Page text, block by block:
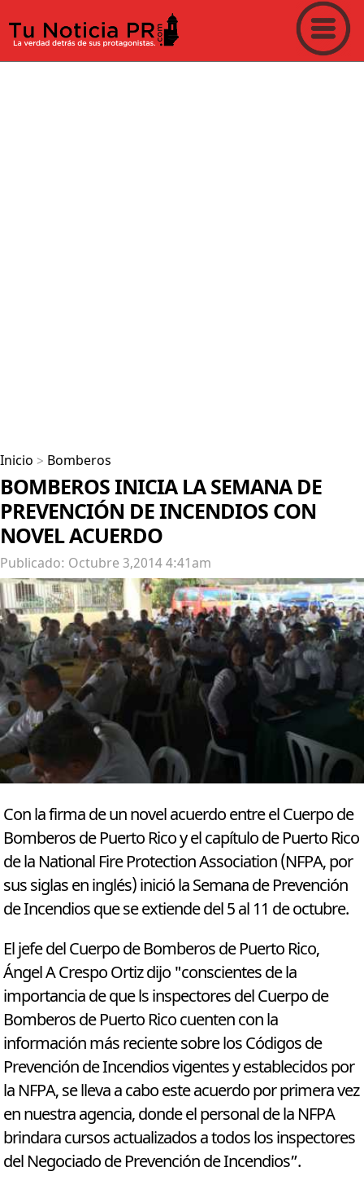
Inicio > Bomberos
BOMBEROS INICIA LA SEMANA DE
PREVENCIÓN DE INCENDIOS CON
NOVEL ACUERDO
Publicado: Octubre 3,2014 4:41am
Con la firma de un novel acuerdo entre el Cuerpo de
Bomberos de Puerto Rico y el capítulo de Puerto Rico
de la National Fire Protection Association (NFPA, por
sus siglas en inglés) inició la Semana de Prevención
de Incendios que se extiende del 5 al 11 de octubre.
El jefe del Cuerpo de Bomberos de Puerto Rico,
Ángel A Crespo Ortiz dijo "conscientes de la
importancia de que ls inspectores del Cuerpo de
Bomberos de Puerto Rico cuenten con la
información más reciente sobre los Códigos de
Prevención de Incendios vigentes y establecidos por
la NFPA, se lleva a cabo este acuerdo por primera vez
en nuestra agencia, donde el personal de la NFPA
brindara cursos actualizados a todos los inspectores
del Negociado de Prevención de Incendios”.